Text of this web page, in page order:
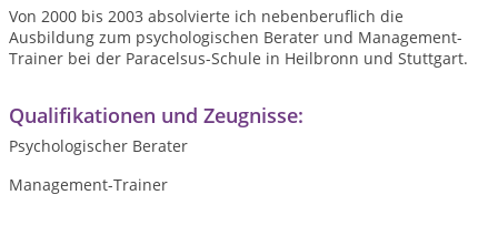
Von 2000 bis 2003 absolvierte ich nebenberuflich die
Ausbildung zum psychologischen Berater und Management-
Trainer bei der Paracelsus-Schule in Heilbronn und Stuttgart.
Qualifikationen und Zeugnisse:
Psychologischer Berater
Management-Trainer